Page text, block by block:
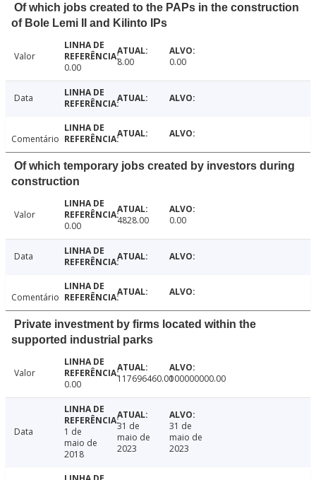
Of which jobs created to the PAPs in the construction
of Bole Lemi II and Kilinto IPs
Valor
0.00
8.00 0.00
Data
Comentário
Of which temporary jobs created by investors during
construction
Valor
0.00
4828.00 0.00
Data
Comentário
Private investment by firms located within the
supported industrial parks
Valor
0.00
117696460.00100000000.00
Data
1 de
maio de
2018
31 de
maio de
2023
31 de
maio de
2023